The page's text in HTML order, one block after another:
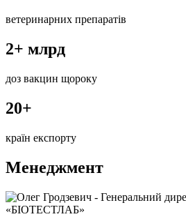
ветеринарних препаратів
2+ млрд
доз вакцин щороку
20+
країн експорту
Менеджмент